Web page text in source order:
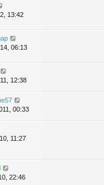
13:42
06:13
12:38
00:33
11:27
22:46